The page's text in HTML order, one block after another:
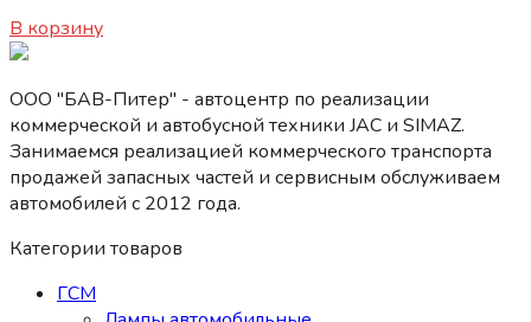
В корзину
ООО "БАВ-Питер" - автоцентр по реализации
коммерческой и автобусной техники JAC и SIMAZ.
Занимаемся реализацией коммерческого транспорта
продажей запасных частей и сервисным обслуживаем
автомобилей c 2012 года.
Категории товаров
ГСМ